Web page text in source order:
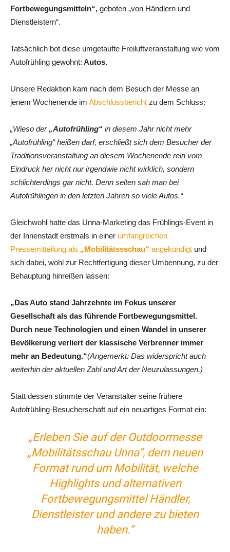
Fortbewegungsmitteln“, geboten „von Händlern und
Dienstleistern“.
Tatsächlich bot diese umgetaufte Freiluftveranstaltung wie vom
Autofrühling gewohnt: Autos.
Unsere Redaktion kam nach dem Besuch der Messe an
jenem Wochenende im Abschlussbericht zu dem Schluss:
„Wieso der„Autofrühling“ in diesem Jahr nicht mehr
„Autofrühling“ heißen darf, erschließt sich dem Besucher der
Traditionsveranstaltung an diesem Wochenende rein vom
Eindruck her nicht nur irgendwie nicht wirklich, sondern
schlichterdings gar nicht. Denn selten sah man bei
Autofrühlingen in den letzten Jahren so viele Autos.“
Gleichwohl hatte das Unna-Marketing das Frühlings-Event in
der Innenstadt erstmals in einer umfangreichen
Pressemitteilung als „Mobilitätssschau“ angekündigt und
sich dabei, wohl zur Rechtfertigung dieser Umbennung, zu der
Behauptung hinreißen lassen:
„Das Auto stand Jahrzehnte im Fokus unserer
Gesellschaft als das führende Fortbewegungsmittel.
Durch neue Technologien und einen Wandel in unserer
Bevölkerung verliert der klassische Verbrenner immer
mehr an Bedeutung.“(Angemerkt: Das widerspricht auch
weiterhin der aktuellen Zahl und Art der Neuzulassungen.)
Statt dessen stimmte der Veranstalter seine frühere
Autofrühling-Besucherschaft auf ein neuartiges Format ein:
„Erleben Sie auf der Outdoormesse
„Mobilitätsschau Unna“, dem neuen
Format rund um Mobilität, welche
Highlights und alternativen
Fortbewegungsmittel Händler,
Dienstleister und andere zu bieten
haben.“